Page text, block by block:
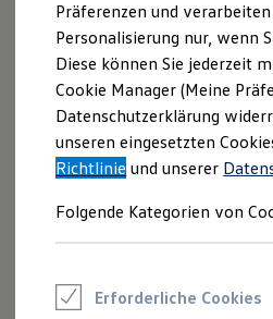
Familienautos
Kombis
Kompaktwagen
Sportwagen
Schnell verfügbare Fahrzeuge
Angebote und Produkte
Aktuelle Angebote
E-Auto-Förderung
Volkswagen Marktplatz
Junge Gebrauchtwagen
Saisonangebote
Präferenzen und
Personalisierung nur, wenn
Diese können Sie jederzeit
Cookie Manager (Meine
Datenschutzerklärung
unseren eingesetzten
Richtlinie und unserer
Folgende Kategorien von
Erforderliche Cookies